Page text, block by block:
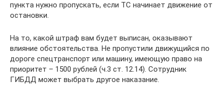
пункта нужно пропускать, если ТС начинает движение от
остановки.
На то, какой штраф вам будет выписан, оказывают
влияние обстоятельства. Не пропустили движущийся по
дороге спецтранспорт или машину, имеющую право на
приоритет – 1500 рублей (ч.3 ст. 12.14). Сотрудник
ГИБДД может выбрать другое наказание.